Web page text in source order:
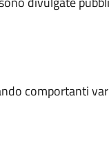
comportanti